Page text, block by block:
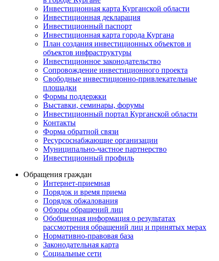
Инвестиционная карта Курганской области
Инвестиционная декларация
Инвестиционный паспорт
Инвестиционная карта города Кургана
План создания инвестиционных объектов и
объектов инфраструктуры
Инвестиционное законодательство
Сопровождение инвестиционного проекта
Свободные инвестиционно-привлекательные
площадки
Формы поддержки
Выставки, семинары, форумы
Инвестиционный портал Курганской области
Контакты
Форма обратной связи
Ресурсоснабжающие организации
Муниципально-частное партнерство
Инвестиционный профиль
Обращения граждан
Интернет-приемная
Порядок и время приема
Порядок обжалования
Обзоры обращений лиц
Обобщенная информация о результатах
рассмотрения обращений лиц и принятых мерах
Нормативно-правовая база
Законодательная карта
Социальные сети